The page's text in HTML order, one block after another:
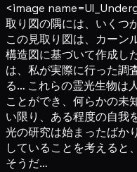
<image
取り図の隅には、いくつ
この見取り図は、カーン
構造図に基づいて作成し
は、私が実際に行った調
る… これらの霊光生物は
ことができ、何らかの未
い限り、ある程度の自我
光の研究は始まったばか
していることを考えると
そうだ…